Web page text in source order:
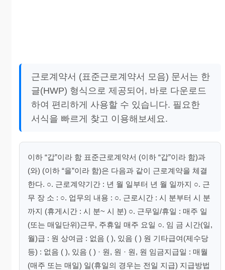
근로계약서 (표준근로계약서 모음) 문서는 한
글(HWP) 형식으로 제공되어, 바로 다운로드
하여 편리하게 사용할 수 있습니다. 필요한
서식을 빠르게 찾고 이용해보세요.
이하 “갑”이라 함 표준근로계약서 (이하 “갑”이라 함)과
(와) (이하 “을”이라 함)은 다음과 같이 근로계약을 체결
한다. ○. 근로계약기간 : 년 월 일부터 년 월 일까지 ○. 근
무 장 소 : ○. 업무의 내용 : ○. 근로시간 : 시 분부터 시 분
까지 (휴게시간 : 시 분~ 시 분) ○. 근무일/휴일 : 매주 일
(또는 매일단위)근무, 주휴일 매주 요일 ○. 임 금 시간(일,
월)급 : 원 상여금 : 없음 ( ), 있음 ( ) 원 기타급여(제수당
등) : 없음 ( ), 있음 ( ) · 원, 원 · 원, 원 임금지급일 : 매월
(매주 또는 매일) 일(휴일의 경우는 전일 지급) 지급방법